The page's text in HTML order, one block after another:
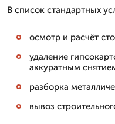
В список стандартных
осмотр и расчёт
удаление
аккуратным
разборка
вывоз